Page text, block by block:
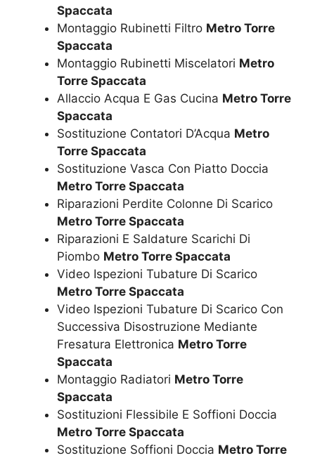
Spaccata
Montaggio Rubinetti Filtro Metro Torre
Spaccata
Montaggio Rubinetti Miscelatori Metro
Torre Spaccata
Allaccio Acqua E Gas Cucina Metro Torre
Spaccata
Sostituzione Contatori D’Acqua Metro
Torre Spaccata
Sostituzione Vasca Con Piatto Doccia
Metro Torre Spaccata
Riparazioni Perdite Colonne Di Scarico
Metro Torre Spaccata
Riparazioni E Saldature Scarichi Di
Piombo Metro Torre Spaccata
Video Ispezioni Tubature Di Scarico
Metro Torre Spaccata
Video Ispezioni Tubature Di Scarico Con
Successiva Disostruzione Mediante
Fresatura Elettronica Metro Torre
Spaccata
Montaggio Radiatori Metro Torre
Spaccata
Sostituzioni Flessibile E Soffioni Doccia
Metro Torre Spaccata
Sostituzione Soffioni Doccia Metro Torre